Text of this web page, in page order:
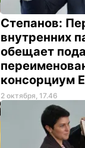
Степанов:
внутренних
обещает
консорциум
2 октября, 17.46